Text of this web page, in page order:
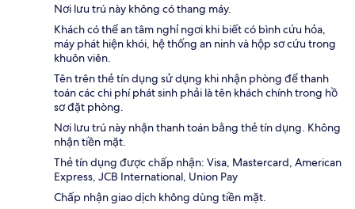
Nơi lưu trú này không có thang máy.
Khách có thể an tâm nghỉ ngơi khi biết có bình cứu hỏa,
máy phát hiện khói, hệ thống an ninh và hộp sơ cứu trong
khuôn viên.
Tên trên thẻ tín dụng sử dụng khi nhận phòng để thanh
toán các chi phí phát sinh phải là tên khách chính trong hồ
sơ đặt phòng.
Nơi lưu trú này nhận thanh toán bằng thẻ tín dụng. Không
nhận tiền mặt.
Thẻ tín dụng được chấp nhận: Visa, Mastercard, American
Express, JCB International, Union Pay
Chấp nhận giao dịch không dùng tiền mặt.